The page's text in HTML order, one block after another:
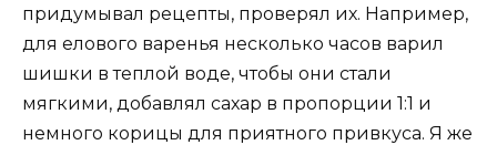
придумывал рецепты, проверял их. Например,
для елового варенья несколько часов варил
шишки в теплой воде, чтобы они стали
мягкими, добавлял сахар в пропорции 1:1 и
немного корицы для приятного привкуса. Я же